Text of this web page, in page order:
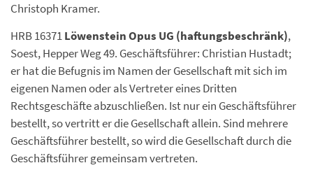
Christoph Kramer.
HRB 16371Löwenstein Opus UG (haftungsbeschränk),
Soest, Hepper Weg 49. Geschäftsführer: Christian Hustadt;
er hat die Befugnis im Namen der Gesellschaft mit sich im
eigenen Namen oder als Vertreter eines Dritten
Rechtsgeschäfte abzuschließen. Ist nur ein Geschäftsführer
bestellt, so vertritt er die Gesellschaft allein. Sind mehrere
Geschäftsführer bestellt, so wird die Gesellschaft durch die
Geschäftsführer gemeinsam vertreten.